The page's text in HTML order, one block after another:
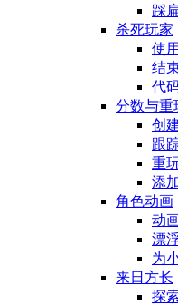
踩
杀死玩家
使
结
代
分数与重
创
跟
重
添
角色动画
动
漂
为
来日方长
探